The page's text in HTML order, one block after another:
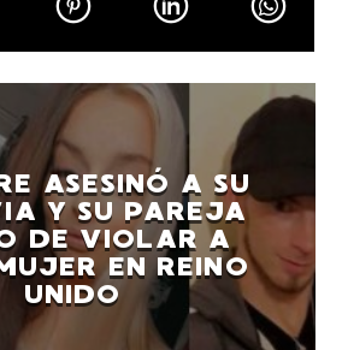
ASESINÓ A SU
Y SU PAREJA
DE VIOLAR A
EN REINO
UNIDO